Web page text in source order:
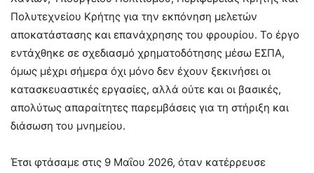
Πολυτεχνείου Κρήτης για την εκπόνηση μελετών
αποκατάστασης και επανάχρησης του φρουρίου. Το έργο
εντάχθηκε σε σχεδιασμό χρηματοδότησης μέσω ΕΣΠΑ,
όμως μέχρι σήμερα όχι μόνο δεν έχουν ξεκινήσει οι
κατασκευαστικές εργασίες, αλλά ούτε και οι βασικές,
απολύτως απαραίτητες παρεμβάσεις για τη στήριξη και
διάσωση του μνημείου.
Έτσι φτάσαμε στις 9 Μαΐου 2026, όταν κατέρρευσε